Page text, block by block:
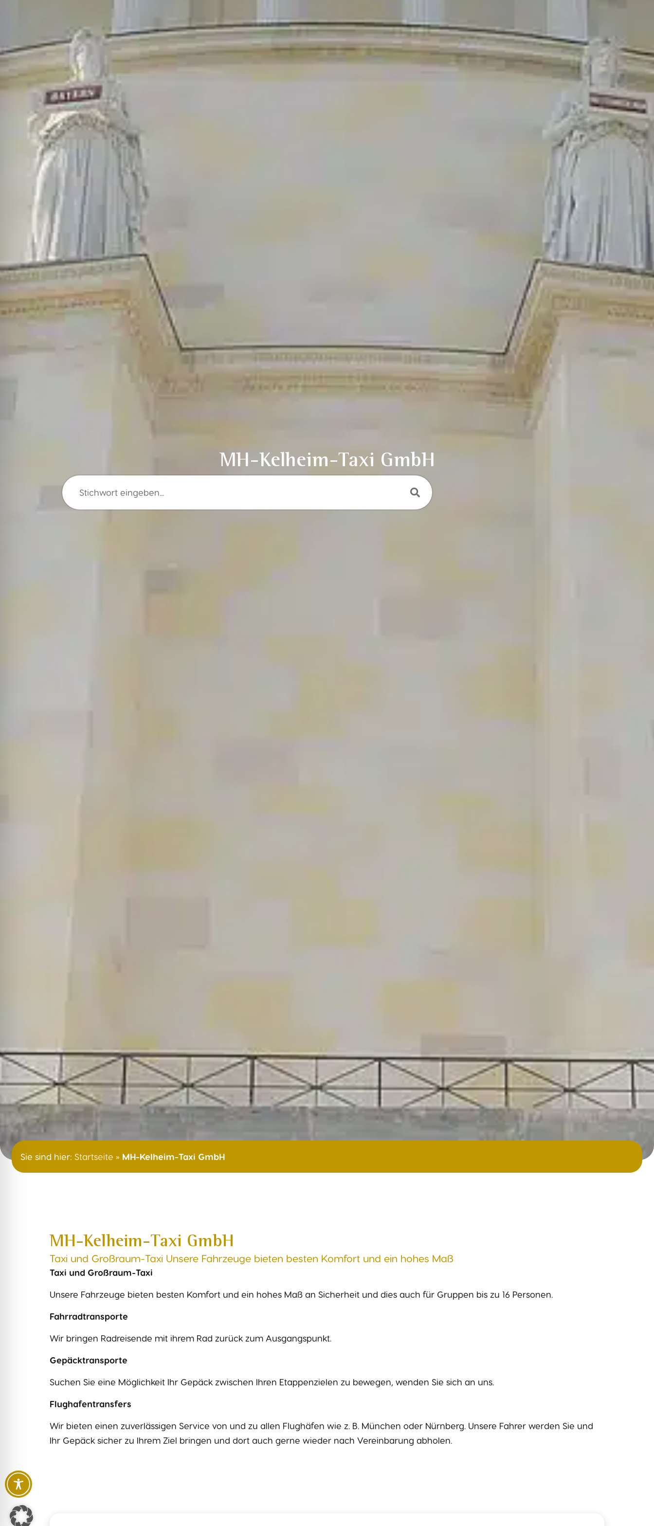
MH-Kelheim-Taxi GmbH
Sie sind hier: Startseite » MH-Kelheim-Taxi GmbH
MH-Kelheim-Taxi GmbH
Taxi und Großraum-Taxi Unsere Fahrzeuge bieten besten Komfort und ein hohes Maß
Taxi und Großraum-Taxi
Unsere Fahrzeuge bieten besten Komfort und ein hohes Maß an Sicherheit und dies auch für Gruppen bis zu 16 Personen.
Fahrradtransporte
Wir bringen Radreisende mit ihrem Rad zurück zum Ausgangspunkt.
Gepäcktransporte
Suchen Sie eine Möglichkeit Ihr Gepäck zwischen Ihren Etappenzielen zu bewegen, wenden Sie sich an uns.
Flughafentransfers
Wir bieten einen zuverlässigen Service von und zu allen Flughäfen wie z. B. München oder Nürnberg. Unsere Fahrer werden Sie und
Ihr Gepäck sicher zu Ihrem Ziel bringen und dort auch gerne wieder nach Vereinbarung abholen.